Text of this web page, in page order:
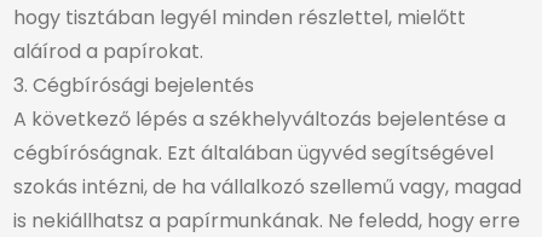
hogy tisztában legyél minden részlettel, mielőtt
aláírod a papírokat.
3. Cégbírósági bejelentés
A következő lépés a székhelyváltozás bejelentése a
cégbíróságnak. Ezt általában ügyvéd segítségével
szokás intézni, de ha vállalkozó szellemű vagy, magad
is nekiállhatsz a papírmunkának. Ne feledd, hogy erre